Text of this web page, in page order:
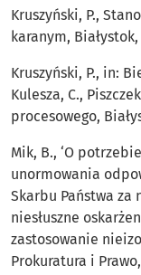
Kruszyński, P.,
karanym, Białystok,
Kruszyński, P., in:
Kulesza, C.,
procesowego,
Mik, B., ‘O
unormowania
Skarbu Państwa za
niesłuszne
zastosowanie
Prokuratura i